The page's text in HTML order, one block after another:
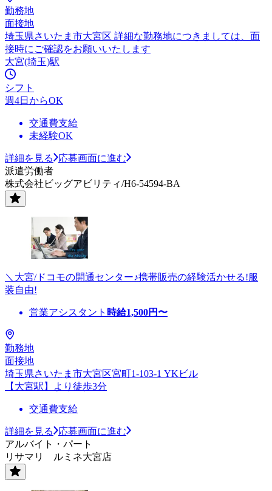
勤務地
面接地
埼玉県さいたま市大宮区 詳細な勤務地につきましては、面
接時にご確認をお願いいたします
大宮(埼玉)駅
シフト
週4日からOK
交通費支給
未経験OK
詳細を見る
応募画面に進む
派遣労働者
株式会社ビッグアビリティ/H6-54594-BA
＼大宮/ドコモの開通センター♪携帯販売の経験活かせる!服
装自由!
営業アシスタント 時給1,500円〜
勤務地
面接地
埼玉県さいたま市大宮区宮町1-103-1 YKビル
【大宮駅】より徒歩3分
交通費支給
詳細を見る
応募画面に進む
アルバイト・パート
リサマリ ルミネ大宮店